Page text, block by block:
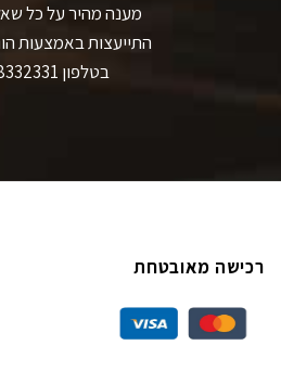
מענה מהיר על כל
התייעצות באמצעות
בטלפון 04-8332331.
רכישה מאובטחת